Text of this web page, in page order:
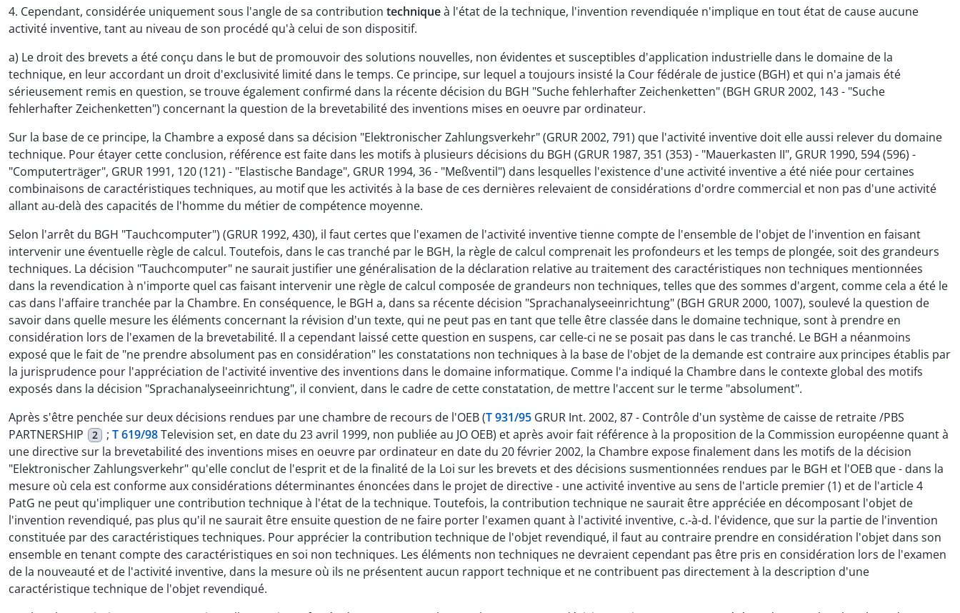
4. Cependant, considérée uniquement sous l'angle de sa contribution techniqueà l'état de la technique, l'invention revendiquée n'implique en tout état de cause aucune
activité inventive, tant au niveau de son procédé qu'à celui de son dispositif.
a) Le droit des brevets a été conçu dans le but de promouvoir des solutions nouvelles, non évidentes et susceptibles d'application industrielle dans le domaine de la
technique, en leur accordant un droit d'exclusivité limité dans le temps. Ce principe, sur lequel a toujours insisté la Cour fédérale de justice (BGH) et qui n'a jamais été
sérieusement remis en question, se trouve également confirmé dans la récente décision du BGH "Suche fehlerhafter Zeichenketten" (BGH GRUR 2002, 143 - "Suche
fehlerhafter Zeichenketten") concernant la question de la brevetabilité des inventions mises en oeuvre par ordinateur.
Sur la base de ce principe, la Chambre a exposé dans sa décision "Elektronischer Zahlungsverkehr" (GRUR 2002, 791) que l'activité inventive doit elle aussi relever du domaine
technique. Pour étayer cette conclusion, référence est faite dans les motifs à plusieurs décisions du BGH (GRUR 1987, 351 (353) - "Mauerkasten II", GRUR 1990, 594 (596) -
"Computerträger", GRUR 1991, 120 (121) - "Elastische Bandage", GRUR 1994, 36 - "Meßventil") dans lesquelles l'existence d'une activité inventive a été niée pour certaines
combinaisons de caractéristiques techniques, au motif que les activités à la base de ces dernières relevaient de considérations d'ordre commercial et non pas d'une activité
allant au-delà des capacités de l'homme du métier de compétence moyenne.
Selon l'arrêt du BGH "Tauchcomputer") (GRUR 1992, 430), il faut certes que l'examen de l'activité inventive tienne compte de l'ensemble de l'objet de l'invention en faisant
intervenir une éventuelle règle de calcul. Toutefois, dans le cas tranché par le BGH, la règle de calcul comprenait les profondeurs et les temps de plongée, soit des grandeurs
techniques. La décision "Tauchcomputer" ne saurait justifier une généralisation de la déclaration relative au traitement des caractéristiques non techniques mentionnées
dans la revendication à n'importe quel cas faisant intervenir une règle de calcul composée de grandeurs non techniques, telles que des sommes d'argent, comme cela a été le
cas dans l'affaire tranchée par la Chambre. En conséquence, le BGH a, dans sa récente décision "Sprachanalyseeinrichtung" (BGH GRUR 2000, 1007), soulevé la question de
savoir dans quelle mesure les éléments concernant la révision d'un texte, qui ne peut pas en tant que telle être classée dans le domaine technique, sont à prendre en
considération lors de l'examen de la brevetabilité. Il a cependant laissé cette question en suspens, car celle-ci ne se posait pas dans le cas tranché. Le BGH a néanmoins
exposé que le fait de "ne prendre absolument pas en considération" les constatations non techniques à la base de l'objet de la demande est contraire aux principes établis par
la jurisprudence pour l'appréciation de l'activité inventive des inventions dans le domaine informatique. Comme l'a indiqué la Chambre dans le contexte global des motifs
exposés dans la décision "Sprachanalyseeinrichtung", il convient, dans le cadre de cette constatation, de mettre l'accent sur le terme "absolument".
Après s'être penchée sur deux décisions rendues par une chambre de recours de l'OEB (T 931/95 GRUR Int. 2002, 87 - Contrôle d'un système de caisse de retraite /PBS
PARTNERSHIP
2 ; T 619/98Television set, en date du 23 avril 1999, non publiée au JO OEB) et après avoir fait référence à la proposition de la Commission européenne quant à
une directive sur la brevetabilité des inventions mises en oeuvre par ordinateur en date du 20 février 2002, la Chambre expose finalement dans les motifs de la décision
"Elektronischer Zahlungsverkehr" qu'elle conclut de l'esprit et de la finalité de la Loi sur les brevets et des décisions susmentionnées rendues par le BGH et l'OEB que - dans la
mesure où cela est conforme aux considérations déterminantes énoncées dans le projet de directive - une activité inventive au sens de l'article premier (1) et de l'article 4
PatG ne peut qu'impliquer une contribution technique à l'état de la technique. Toutefois, la contribution technique ne saurait être appréciée en décomposant l'objet de
l'invention revendiqué, pas plus qu'il ne saurait être ensuite question de ne faire porter l'examen quant à l'activité inventive, c.-à-d. l'évidence, que sur la partie de l'invention
constituée par des caractéristiques techniques. Pour apprécier la contribution technique de l'objet revendiqué, il faut au contraire prendre en considération l'objet dans son
ensemble en tenant compte des caractéristiques en soi non techniques. Les éléments non techniques ne devraient cependant pas être pris en considération lors de l'examen
de la nouveauté et de l'activité inventive, dans la mesure où ils ne présentent aucun rapport technique et ne contribuent pas directement à la description d'une
caractéristique technique de l'objet revendiqué.